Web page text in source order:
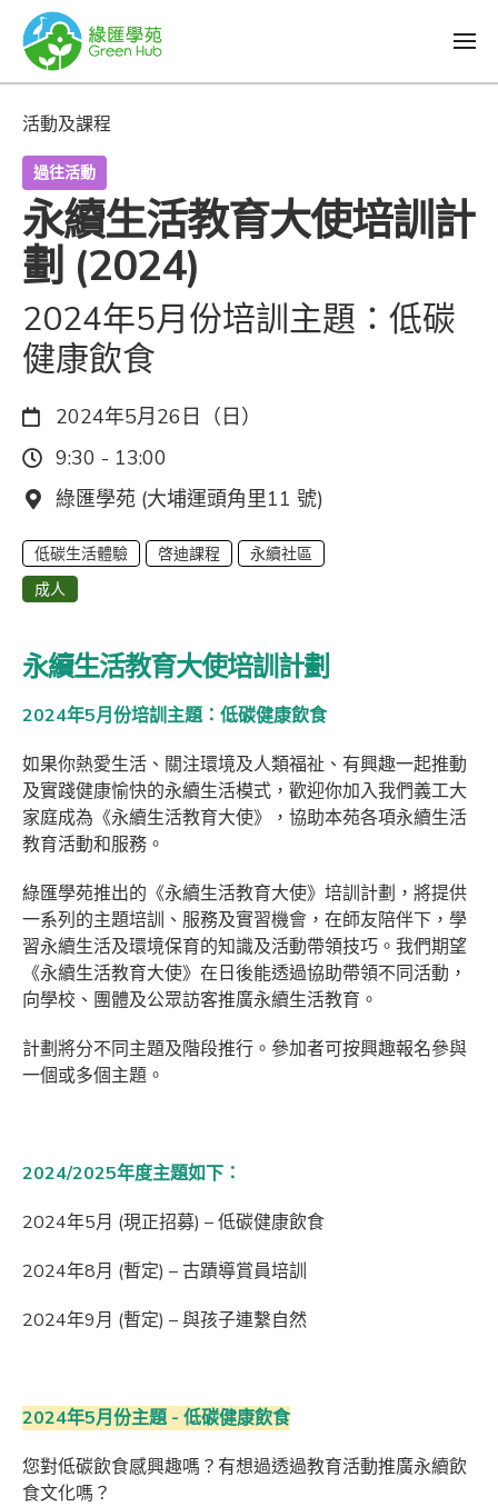
活動及課程
過往活動
永續生活教育大使培訓計
劃 (2024)
2024年5月份培訓主題：低碳
健康飲食
日期：
2024年5月26日（日）
時間：
9:30 - 13:00
地點：
綠匯學苑 (大埔運頭角里11 號)
低碳生活體驗 啓迪課程
永續社區
成人
永續生活教育大使培訓計劃
2024年5月份培訓主題：低碳健康飲食
如果你熱愛生活、關注環境及人類福祉、有興趣一起推動
及實踐健康愉快的永續生活模式，歡迎你加入我們義工大
家庭成為《永續生活教育大使》，協助本苑各項永續生活
教育活動和服務。
綠匯學苑推出的《永續生活教育大使》培訓計劃，將提供
一系列的主題培訓、服務及實習機會，在師友陪伴下，學
習永續生活及環境保育的知識及活動帶領技巧。我們期望
《永續生活教育大使》在日後能透過協助帶領不同活動，
向學校、團體及公眾訪客推廣永續生活教育。
計劃將分不同主題及階段推行。參加者可按興趣報名參與
一個或多個主題。
2024/2025年度主題如下：
2024年5月 (現正招募) – 低碳健康飲食
2024年8月 (暫定) – 古蹟導賞員培訓
2024年9月 (暫定) – 與孩子連繫自然
2024年5月份主題 - 低碳健康飲食
您對低碳飲食感興趣嗎？有想過透過教育活動推廣永續飲
食文化嗎？